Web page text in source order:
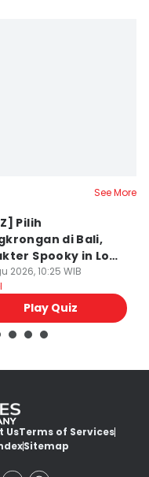
See More
Pilih
di Bali,
Spooky in Love
Kamu
2026, 10:25 WIB
Play Quiz
UsTerms of Services
Sitemap